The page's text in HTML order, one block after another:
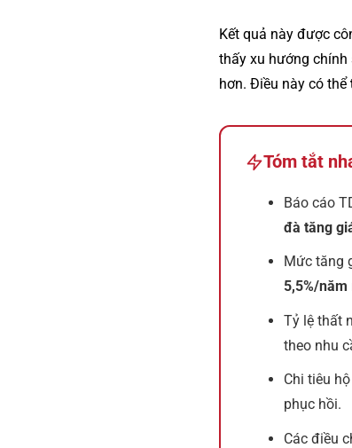
Kết quả này được
thấy xu hướng
hơn. Điều này có thể
Tóm tắt
Báo cáo
đà tăng
Mức tăng
5,5%/năm
Tỷ lệ thất
theo nhu
Chi tiêu
phục hồi.
Các điều